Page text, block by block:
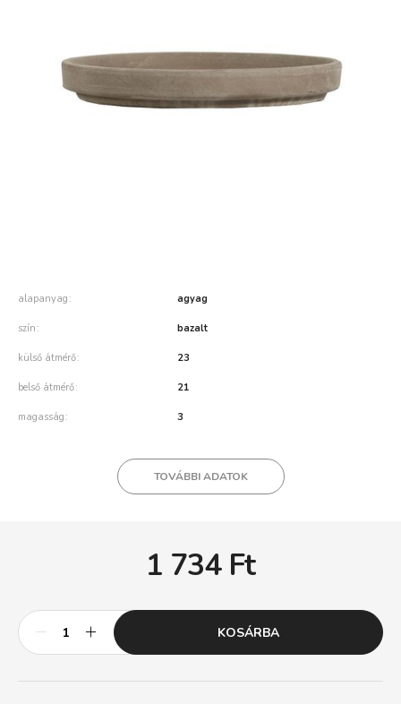
alapanyag agyag
szín bazalt
külső átmérő 23
belső átmérő 21
magasság 3
TOVÁBBI ADATOK
1 734Ft
KOSÁRBA